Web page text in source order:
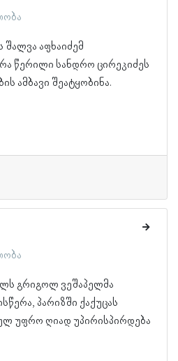
შალვა აფხაიძემ
წერილი სანდრო ცირეკიძეს
ამბავი შეატყობინა.
გრიგოლ ვეშაპელმა
პარიზში ქაქუცას
უფრო ღიად უპირისპირდება